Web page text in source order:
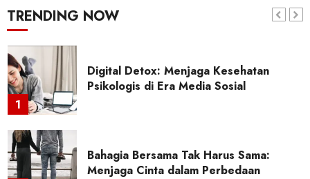
TRENDING NOW
7
1
Digital Detox: Menjaga Kesehatan
Psikologis di Era Media Sosial
Bahagia Bersama Tak Harus Sama:
Menjaga Cinta dalam Perbedaan